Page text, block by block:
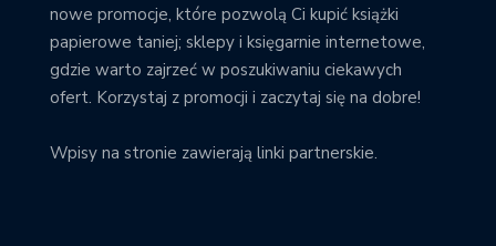
nowe promocje, które pozwolą Ci kupić książki
papierowe taniej; sklepy i księgarnie internetowe,
gdzie warto zajrzeć w poszukiwaniu ciekawych
ofert. Korzystaj z promocji i zaczytaj się na dobre!
Wpisy na stronie zawierają linki partnerskie.